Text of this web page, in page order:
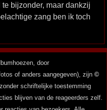
bijzonder, maar dankzij
zang ben ik toch
door
of anders aangegeven), zijn ©
schriftelijke toestemming
blijven van de reageerders zelf.